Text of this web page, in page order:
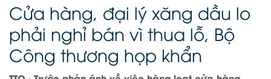
Cửa hàng, đại lý xăng dầu lo
phải nghỉ bán vì thua lỗ, Bộ
Công thương họp khẩn